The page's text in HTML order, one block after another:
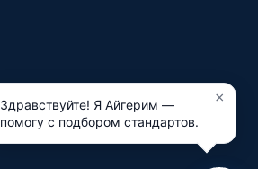
×
Здравствуйте! Я Айгерим —
помогу с подбором стандартов.